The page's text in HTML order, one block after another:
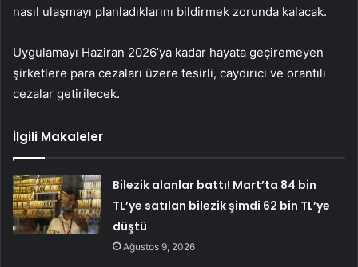
nasıl ulaşmayı planladıklarını bildirmek zorunda kalacak.
Uygulamayı Haziran 2026’ya kadar hayata geçiremeyen
şirketlere para cezaları üzere tesirli, caydırıcı ve orantılı
cezalar getirilecek.
İlgili Makaleler
Bilezik alanlar battı! Mart’ta 84 bin
TL’ye satılan bilezik şimdi 62 bin TL’ye
düştü
Ağustos 9, 2026